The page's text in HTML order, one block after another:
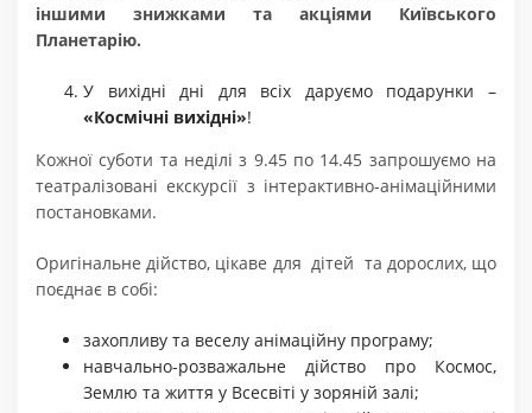
іншими знижками та акціями Київського
Планетарію.
У вихідні дні для всіх даруємо подарунки –
«Космічні вихідні»!
Кожної суботи та неділі з 9.45 по 14.45 запрошуємо на
театралізовані екскурсії з інтерактивно-анімаційними
постановками.
Оригінальне дійство, цікаве для дітей та дорослих, що
поєднає в собі:
захопливу та веселу анімаційну програму;
навчально-розважальне дійство про Космос,
Землю та життя у Всесвіті у зоряній залі;